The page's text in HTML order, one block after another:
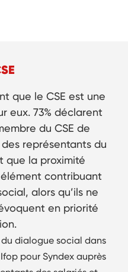
que le CSE est une
eux. 73% déclarent
du CSE de
représentants du
que la proximité
contribuant
alors qu’ils ne
en priorité
du dialogue social dans
pour Syndex auprès